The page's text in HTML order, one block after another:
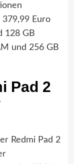
Euro
128 GB
und 256 GB
Pad 2
Redmi Pad 2